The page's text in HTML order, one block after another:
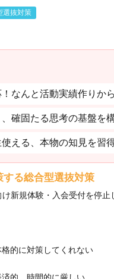
選抜対策
なんと活動実績作りか
確固たる思考の基盤を
える、本物の知見を習
る総合型選抜対策
新規体験・入会受付を停止
的に対策してくれない